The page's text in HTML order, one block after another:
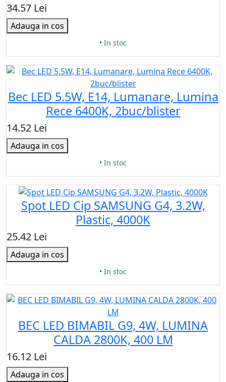
34.57 Lei
Adauga in cos
• In stoc
Bec LED 5.5W, E14, Lumanare, Lumina
Rece 6400K, 2buc/blister
14.52 Lei
Adauga in cos
• In stoc
Spot LED Cip SAMSUNG G4, 3.2W,
Plastic, 4000K
25.42 Lei
Adauga in cos
• In stoc
BEC LED BIMABIL G9, 4W, LUMINA
CALDA 2800K, 400 LM
16.12 Lei
Adauga in cos